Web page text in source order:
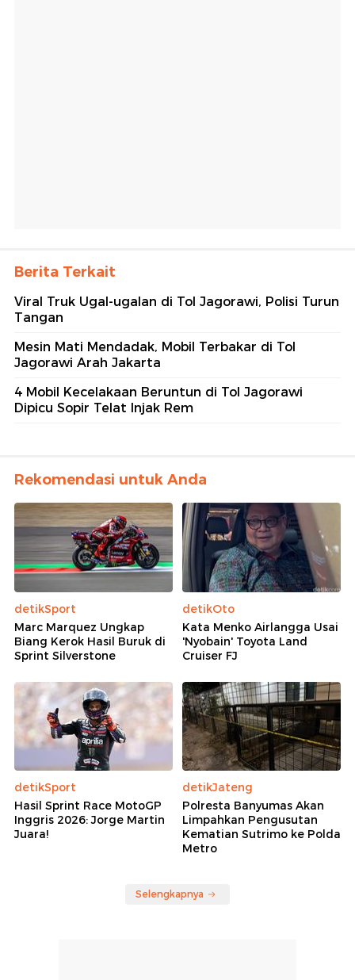
Berita Terkait
Viral Truk Ugal-ugalan di Tol Jagorawi, Polisi Turun
Tangan
Mesin Mati Mendadak, Mobil Terbakar di Tol
Jagorawi Arah Jakarta
4 Mobil Kecelakaan Beruntun di Tol Jagorawi
Dipicu Sopir Telat Injak Rem
Rekomendasi untuk Anda
detikSport
Marc Marquez Ungkap
Biang Kerok Hasil Buruk di
Sprint Silverstone
detikOto
Kata Menko Airlangga Usai
'Nyobain' Toyota Land
Cruiser FJ
detikSport
Hasil Sprint Race MotoGP
Inggris 2026: Jorge Martin
Juara!
detikJateng
Polresta Banyumas Akan
Limpahkan Pengusutan
Kematian Sutrimo ke Polda
Metro
Selengkapnya